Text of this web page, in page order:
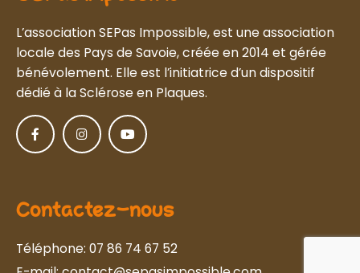
L’association SEPas Impossible, est une association
locale des Pays de Savoie, créée en 2014 et gérée
bénévolement. Elle est l’initiatrice d’un dispositif
dédié à la Sclérose en Plaques.
Contactez-nous
Téléphone: 07 86 74 67 52